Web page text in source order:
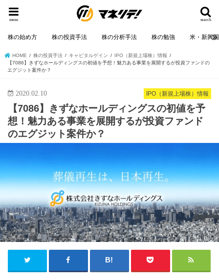
search
menu
株の始め方 株の投資手法 株の分析手法 株の勉強 米・新興
HOME 株の投資手法 キャピタルゲイン
IPO（新規上場株）情報
【7086】きずなホールディングスの初値を予想！魅力ある事業を展開するが投資ファンドの
エグジット案件か？
IPO（新規上場株）情報
2020.02.10
【7086】きずなホールディングスの初値を予
想！魅力ある事業を展開するが投資ファンド
のエグジット案件か？